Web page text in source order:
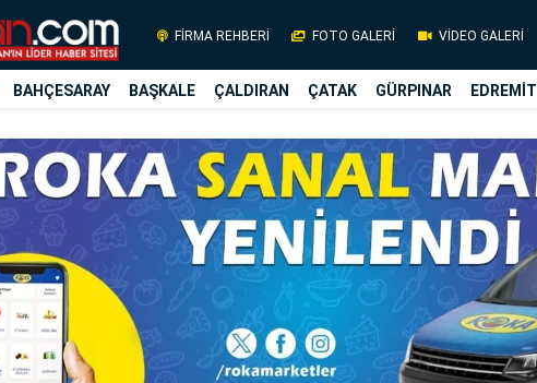
FİRMA REHBERİ FOTO GALERİ VİDEO GALERİ
BAHÇESARAY BAŞKALE ÇALDIRAN ÇATAK GÜRPINAR EDREMİT